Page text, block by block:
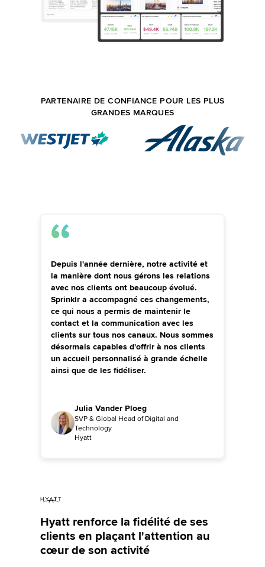
PARTENAIRE DE CONFIANCE POUR LES PLUS
GRANDES MARQUES
Depuis l'année dernière, notre activité et
la manière dont nous gérons les relations
avec nos clients ont beaucoup évolué.
Sprinklr a accompagné ces changements,
ce qui nous a permis de maintenir le
contact et la communication avec les
clients sur tous nos canaux. Nous sommes
désormais capables d'offrir à nos clients
un accueil personnalisé à grande échelle
ainsi que de les fidéliser.
Julia Vander Ploeg
SVP & Global Head of Digital and
Technology
Hyatt
Hyatt renforce la fidélité de ses
clients en plaçant l'attention au
cœur de son activité